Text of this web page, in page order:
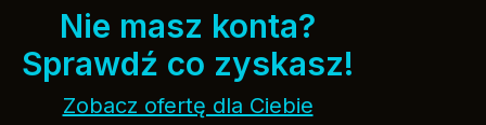
Nie masz konta?
Sprawdź co zyskasz!
Zobacz ofertę dla Ciebie